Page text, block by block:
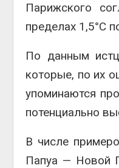
Парижского
пределах 1,5°C
По данным
которые, по их
упоминаются
потенциально
В числе
Папуа — Новой